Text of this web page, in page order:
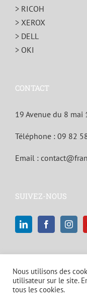
> RICOH
> XEROX
> DELL
> OKI
CONTACT
19 Avenue du 8
Téléphone : 09 82
Email :
SUIVEZ-NOUS
Nous utilisons des
utilisateur sur le site.
tous les cookies.